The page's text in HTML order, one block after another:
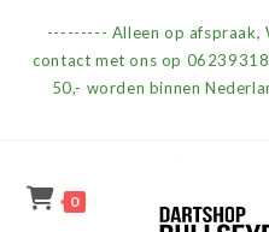
--------- Alleen op afspraak,
contact met ons op
50,- worden binnen
0